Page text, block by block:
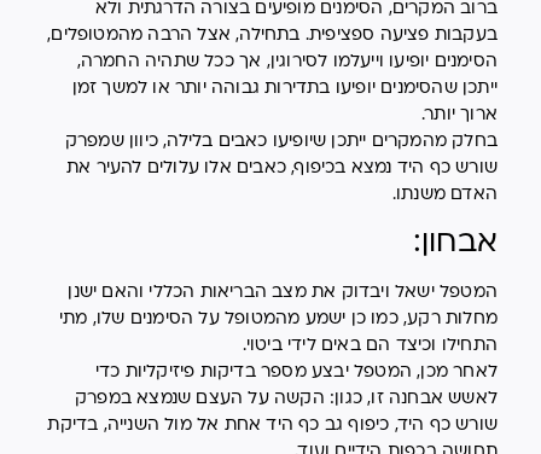
ברוב המקרים, הסימנים מופיעים בצורה הדרגתית ולא
בעקבות פציעה ספציפית. בתחילה, אצל הרבה מהמטופלים,
הסימנים יופיעו וייעלמו לסירוגין, אך ככל שתהיה החמרה,
ייתכן שהסימנים יופיעו בתדירות גבוהה יותר או למשך זמן
ארוך יותר.
בחלק מהמקרים ייתכן שיופיעו כאבים בלילה, כיוון שמפרק
שורש כף היד נמצא בכיפוף, כאבים אלו עלולים להעיר את
האדם משנתו.
אבחון:
המטפל ישאל ויבדוק את מצב הבריאות הכללי והאם ישנן
מחלות רקע, כמו כן ישמע מהמטופל על הסימנים שלו, מתי
התחילו וכיצד הם באים לידי ביטוי.
לאחר מכן, המטפל יבצע מספר בדיקות פיזיקליות כדי
לאשש אבחנה זו, כגון: הקשה על העצם שנמצא במפרק
שורש כף היד, כיפוף גב כף היד אחת אל מול השנייה, בדיקת